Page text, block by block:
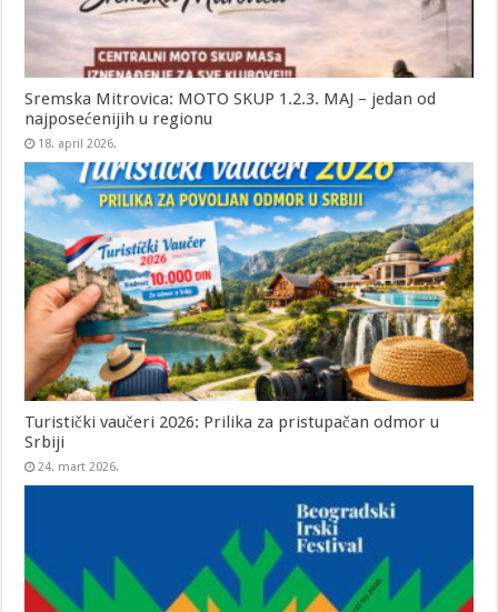
Sremska Mitrovica: MOTO SKUP 1.2.3. MAJ – jedan od
najposećenijih u regionu
18. april 2026.
Turistički vaučeri 2026: Prilika za pristupačan odmor u
Srbiji
24. mart 2026.